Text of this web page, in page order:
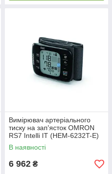
Вимірювач артеріального
тиску на зап'ясток OMRON
RS7 Intelli IT (HEM-6232T-E)
В наявності
6 962 ₴